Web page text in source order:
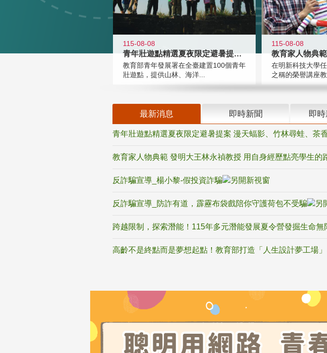
115-08-08
青年壯遊點精選夏夜限定避暑提案 漫
教育部青年發展署在全臺建置100個青年
壯遊點，提供山林、海洋...
115-08-08
在明新科技大學
之稱的榮譽講座
最新消息 即時新聞 即
青年壯遊點精選夏夜限定避暑提案 漫天蝠影、竹林尋蛙、茶
教育家人物典範 發明大王林永禎教授 用自身經歷點亮學生的
反詐騙宣導_楊小黎-假投資詐騙
反詐騙宣導_防詐有道，霹靂布袋戲陪你守護荷包不受騙
跨越限制，探索潛能！115年多元潛能發展夏令營發掘生命無
高齡不是終點而是夢想起點！教育部打造「人生設計夢工場